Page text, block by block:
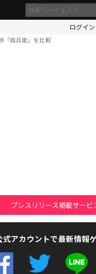
ログイン
「両兵衛」を比較
プレスリリース掲載サービ
式アカウントで最新情報